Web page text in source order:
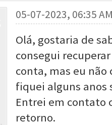
05-07-2023, 06:35
Olá, gostaria de
consegui
conta, mas eu
fiquei alguns anos
Entrei em contato
retorno.